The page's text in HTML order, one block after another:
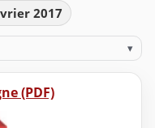
2017
▾
(PDF)